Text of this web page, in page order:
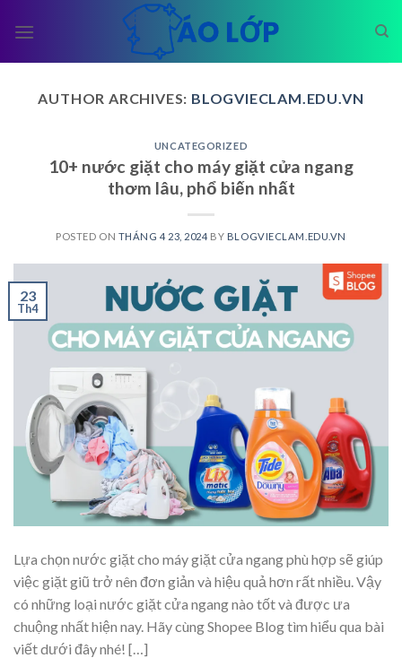
AUTHOR ARCHIVES: BLOGVIECLAM.EDU.VN
UNCATEGORIZED
10+ nước giặt cho máy giặt cửa ngang
thơm lâu, phổ biến nhất
POSTED ON THÁNG 4 23, 2024 BY BLOGVIECLAM.EDU.VN
23
Th4
Lựa chọn nước giặt cho máy giặt cửa ngang phù hợp sẽ giúp
việc giặt giũ trở nên đơn giản và hiệu quả hơn rất nhiều. Vậy
có những loại nước giặt cửa ngang nào tốt và được ưa
chuộng nhất hiện nay. Hãy cùng Shopee Blog tìm hiểu qua bài
viết dưới đây nhé! […]